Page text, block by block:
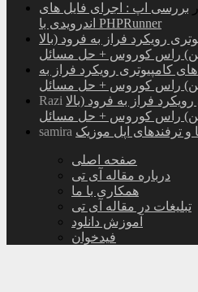
بررسی اپ : اجرای فایل های PHP در گوشی
اندرویدی با PHPRunner
رویکرد فراز به فرود (بالا
راس کوروس + حل مسائل
کامپیوتری رویکرد فراز به
راس کوروس + حل مسائل
Razi فراز به فرود (بالا
راس کوروس + حل مسائل
samira
صفحه اصلی
درباره مقاله آی تی
همکاری با ما
تبلیغات در مقاله آی تی
آموزش دانلود
فیدخوان